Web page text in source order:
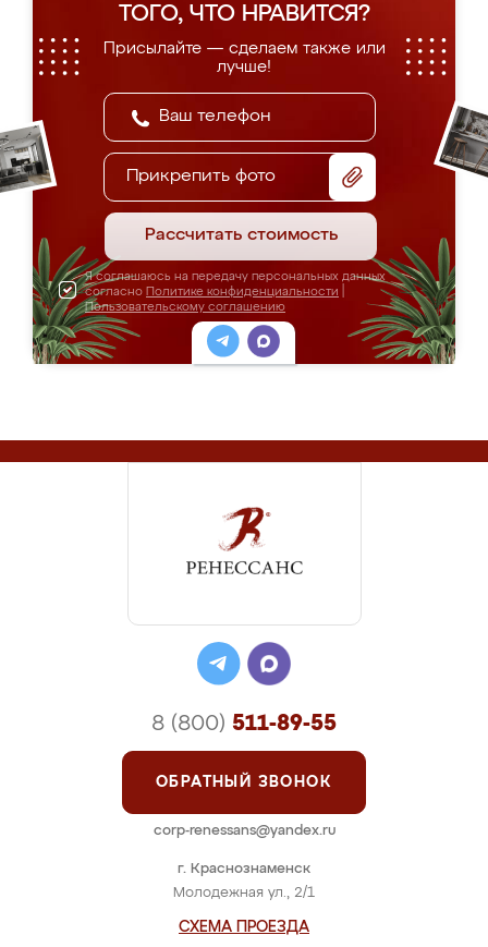
ТОГО, ЧТО НРАВИТСЯ?
Присылайте — сделаем также или
лучше!
Прикрепить фото
Рассчитать стоимость
Я соглашаюсь на передачу персональных данных
согласно Политике конфиденциальности
Пользовательскому соглашению
г. Краснознаменск
Молодежная ул., 2/1
СХЕМА ПРОЕЗДА
8 (800) 511-89-55
ОБРАТНЫЙ ЗВОНОК
corp-renessans@yandex.ru